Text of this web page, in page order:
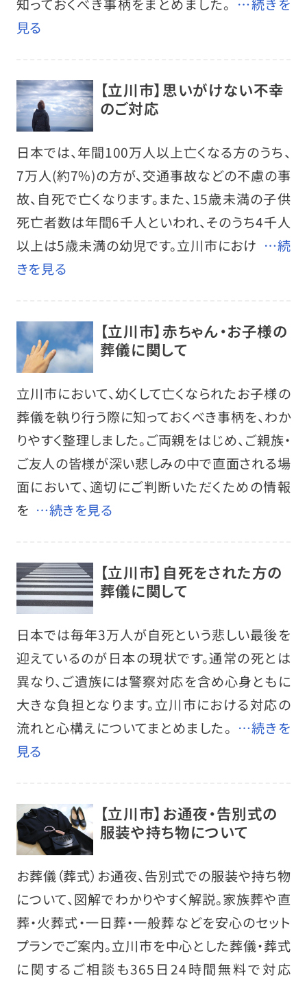
知っておくべき事柄をまとめました。 …続きを
見る
【立川市】思いがけない不幸
のご対応
日本では、年間100万人以上亡くなる方のうち、
7万人(約7%)の方が、交通事故などの不慮の事
故、自死で亡くなります。また、15歳未満の子供
死亡者数は年間6千人といわれ、そのうち4千人
以上は5歳未満の幼児です。立川市におけ …続
きを見る
【立川市】赤ちゃん・お子様の
葬儀に関して
立川市において、幼くして亡くなられたお子様の
葬儀を執り行う際に知っておくべき事柄を、わか
りやすく整理しました。ご両親をはじめ、ご親族・
ご友人の皆様が深い悲しみの中で直面される場
面において、適切にご判断いただくための情報
を …続きを見る
【立川市】自死をされた方の
葬儀に関して
日本では毎年3万人が自死という悲しい最後を
迎えているのが日本の現状です。通常の死とは
異なり、ご遺族には警察対応を含め心身ともに
大きな負担となります。立川市における対応の
流れと心構えについてまとめました。 …続きを
見る
【立川市】お通夜・告別式の
服装や持ち物について
お葬儀（葬式）お通夜、告別式での服装や持ち物
について、図解でわかりやすく解説。家族葬や直
葬・火葬式・一日葬・一般葬などを安心のセット
プランでご案内。立川市を中心とした葬儀・葬式
に関するご相談も365日24時間無料で対応